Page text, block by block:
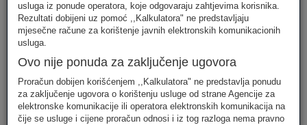
FIKSNA MOBILNA INTERNET
usluga iz ponude operatora, koje odgovaraju zahtjevima korisnika.
Rezultati dobijeni uz pomoć ,,Kalkulatora" ne predstavljaju
mjesečne račune za korištenje javnih elektronskih komunikacionih
usluga.
Ovo nije ponuda za zaključenje ugovora
Proračun dobijen korišćenjem ,,Kalkulatora" ne predstavlja ponudu
za zaključenje ugovora o korištenju usluge od strane Agencije za
elektronske komunikacije ili operatora elektronskih komunikacija na
čije se usluge i cijene proračun odnosi i iz tog razloga nema pravno